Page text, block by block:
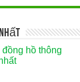
hồ thông